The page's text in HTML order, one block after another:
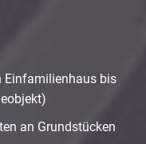
Einfamilienhaus bis
an Grundstücken